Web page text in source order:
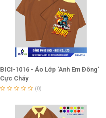
BICI-1016 - Áo Lớp 'Anh Em Đông'
Cực Cháy
(0)